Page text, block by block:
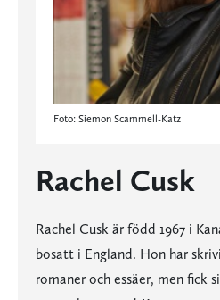
Foto: Siemon Scammell-Katz
Rachel Cusk
Rachel Cusk är född 1967 i
bosatt i England. Hon har
romaner och essäer, men fick